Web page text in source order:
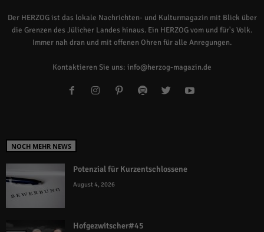
Der HERZOG ist das lokale Nachrichten- und Kulturmagazin mit Blick über
die Grenzen des Jülicher Landes hinaus. Ein HERZOG vom und für's Volk.
Immer nah dran und mit offenen Ohren für alle Anregungen.
Kontaktieren Sie uns: info@herzog-magazin.de
NOCH MEHR NEWS
Potenzial für Kurzentschlossene
August 4, 2026
Hofgezwitscher#45